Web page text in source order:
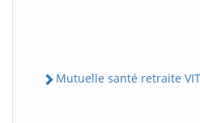
Mutuelle santé retraite